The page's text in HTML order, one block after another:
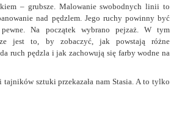
– grubsze. Malowanie swobodnych linii to
nad pędzlem. Jego ruchy powinny być
pewne.Na początek wybrano pejzaż. W tym
jest to, by zobaczyć, jak powstają różne
ruch pędzla i jak zachowują się farby wodne na
sztuki przekazała nam Stasia. A to tylko